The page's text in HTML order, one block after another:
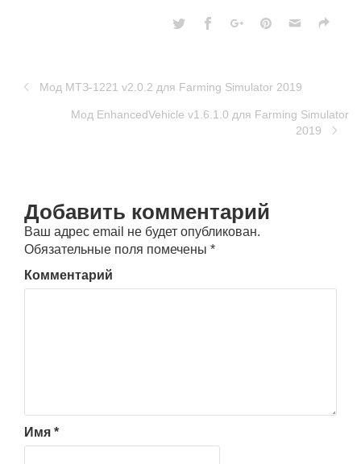
Мод МТЗ-1221 v2.0.2 для Farming Simulator 2019
Мод EnhancedVehicle v1.6.1.0 для Farming Simulator
2019
Добавить комментарий
Ваш адрес email не будет опубликован.
Обязательные поля помечены *
Комментарий
Имя *